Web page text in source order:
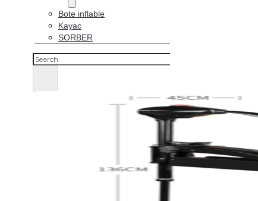
Bote inflable
Kayac
SORBER
Buscar